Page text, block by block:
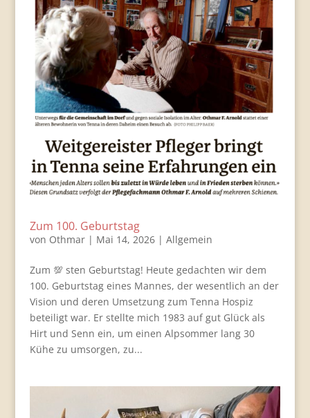
Zum 100. Geburtstag
von Othmar| Mai 14, 2026| Allgemein
Zum 💯 sten Geburtstag! Heute gedachten wir dem
100. Geburtstag eines Mannes, der wesentlich an der
Vision und deren Umsetzung zum Tenna Hospiz
beteiligt war. Er stellte mich 1983 auf gut Glück als
Hirt und Senn ein, um einen Alpsommer lang 30
Kühe zu umsorgen, zu...